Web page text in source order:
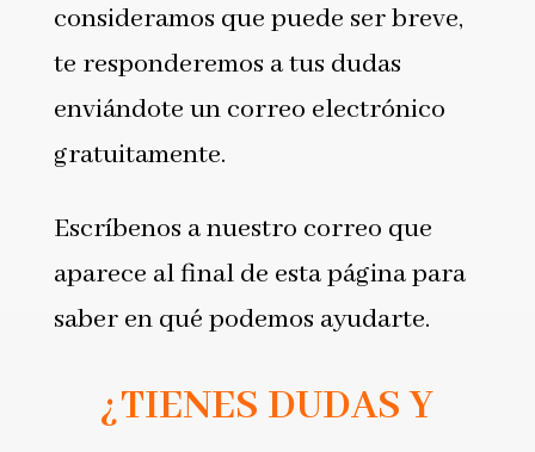
consideramos que puede ser breve,
te responderemos a tus dudas
enviándote un correo electrónico
gratuitamente.
Escríbenos a nuestro correo que
aparece al final de esta página para
saber en qué podemos ayudarte.
¿TIENES DUDAS Y